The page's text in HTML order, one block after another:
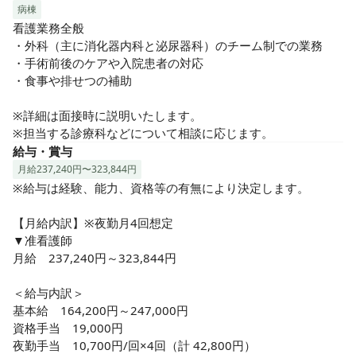
診療科や配属先の相談も可能です。
あなたのペースで地域医療に貢献しませんか？
まずはお気軽にご応募ください！
病棟
看護業務全般
・外科（主に消化器内科と泌尿器科）のチーム制での業務
・手術前後のケアや入院患者の対応
・食事や排せつの補助
※詳細は面接時に説明いたします。
※担当する診療科などについて相談に応じます。
給与・賞与
月給237,240円〜323,844円
※給与は経験、能力、資格等の有無により決定します。
【月給内訳】※夜勤月4回想定
▼准看護師
月給　237,240円～323,844円
＜給与内訳＞
基本給　164,200円～247,000円
資格手当　19,000円
夜勤手当　10,700円/回×4回（計 42,800円）